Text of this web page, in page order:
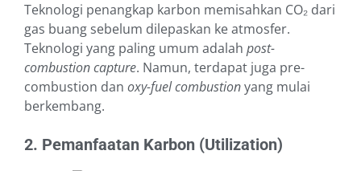
Teknologi penangkap karbon memisahkan CO₂ dari
gas buang sebelum dilepaskan ke atmosfer.
Teknologi yang paling umum adalah post-
combustioncapture. Namun, terdapat juga pre-
combustion dan oxy-fuel combustionyang mulai
berkembang.
2. Pemanfaatan Karbon (Utilization)